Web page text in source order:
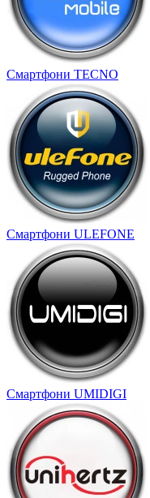
Смартфони TECNO
Смартфони ULEFONE
Смартфони UMIDIGI